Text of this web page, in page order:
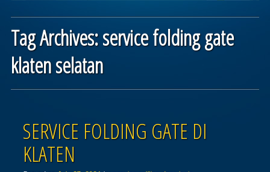
Tag Archives:service folding gate
klaten selatan
SERVICE FOLDING GATE DI
KLATEN